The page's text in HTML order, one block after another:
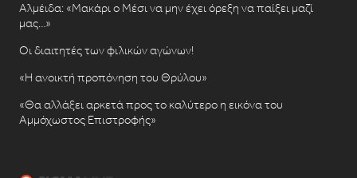
Αλμέιδα: «Μακάρι ο Μέσι να μην έχει όρεξη να παίξει μαζί
μας…»
Οι διαιτητές των φιλικών αγώνων!
«Η ανοικτή προπόνηση του Θρύλου»
«Θα αλλάξει αρκετά προς το καλύτερο η εικόνα του
Αμμόχωστος Επιστροφής»